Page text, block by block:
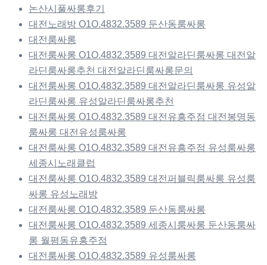
논산시풀싸롱후기
대전노래방 O1O.4832.3589 둔산동룸싸롱
대전룸싸롱
대전룸싸롱 O1O.4832.3589 대전알라딘룸싸롱 대전알
라딘룸싸롱추천 대전알라딘룸싸롱문의
대전룸싸롱 O1O.4832.3589 대전알라딘룸싸롱 유성알
라딘룸싸롱 유성알라딘룸싸롱추천
대전룸싸롱 O1O.4832.3589 대전유흥주점 대전봉명동
룸싸롱 대전유성룸싸롱
대전룸싸롱 O1O.4832.3589 대전유흥주점 유성룸싸롱
세종시노래클럽
대전룸싸롱 O1O.4832.3589 대전퍼블릭룸싸롱 유성룸
싸롱 유성노래방
대전룸싸롱 O1O.4832.3589 둔산동룸싸롱
대전룸싸롱 O1O.4832.3589 세종시룸싸롱 둔산동룸싸
롱 월평동유흥주점
대전룸싸롱 O1O.4832.3589 유성룸싸롱